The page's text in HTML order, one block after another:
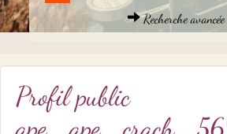
Recherche avancée
Profil public